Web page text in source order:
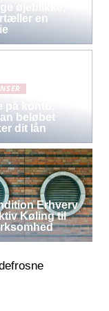
øjeblikke,
en
på konto:
beløbet
dit lån
Erhverv
Køling til